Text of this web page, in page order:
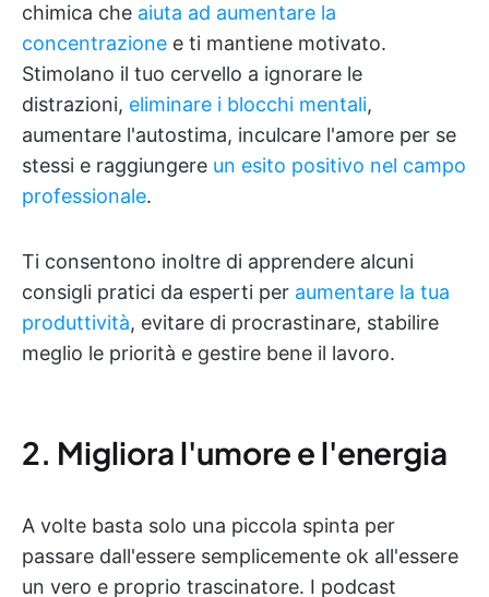
chimica che aiuta ad aumentare la
concentrazione e ti mantiene motivato.
Stimolano il tuo cervello a ignorare le
distrazioni, eliminare i blocchi mentali,
aumentare l'autostima, inculcare l'amore per se
stessi e raggiungere un esito positivo nel campo
professionale.
Ti consentono inoltre di apprendere alcuni
consigli pratici da esperti per aumentare la tua
produttività, evitare di procrastinare, stabilire
meglio le priorità e gestire bene il lavoro.
2. Migliora l'umore e l'energia
A volte basta solo una piccola spinta per
passare dall'essere semplicemente ok all'essere
un vero e proprio trascinatore. I podcast